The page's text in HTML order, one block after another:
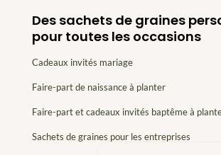
Des sachets de graines
pour toutes les occasions
Cadeaux invités mariage
Faire-part de naissance à planter
Faire-part et cadeaux invités baptême à
Sachets de graines pour les entreprises